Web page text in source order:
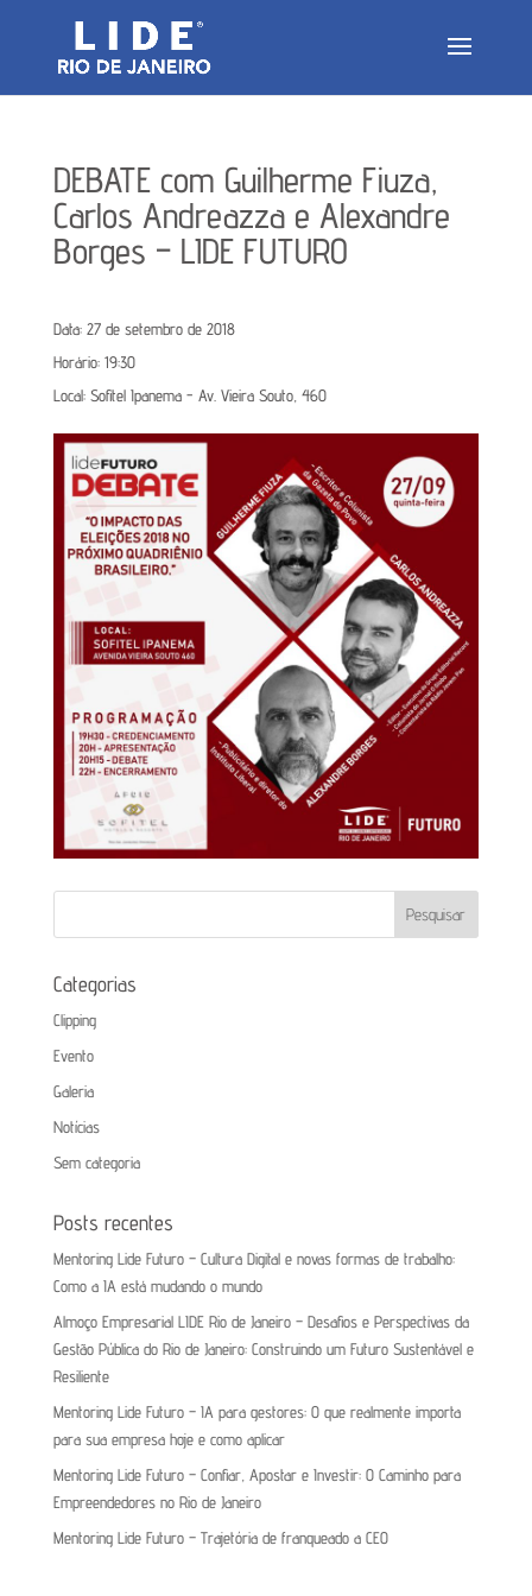
DEBATE com Guilherme Fiuza,
Carlos Andreazza e Alexandre
Borges – LIDE FUTURO
Data: 27 de setembro de 2018
Horário: 19:30
Local: Sofitel Ipanema - Av. Vieira Souto, 460
Categorias
Clipping
Evento
Galeria
Notícias
Sem categoria
Posts recentes
Mentoring Lide Futuro – Cultura Digital e novas formas de trabalho:
Como a IA está mudando o mundo
Almoço Empresarial LIDE Rio de Janeiro – Desafios e Perspectivas da
Gestão Pública do Rio de Janeiro: Construindo um Futuro Sustentável e
Resiliente
Mentoring Lide Futuro – IA para gestores: O que realmente importa
para sua empresa hoje e como aplicar
Mentoring Lide Futuro – Confiar, Apostar e Investir: O Caminho para
Empreendedores no Rio de Janeiro
Mentoring Lide Futuro – Trajetória de franqueado a CEO